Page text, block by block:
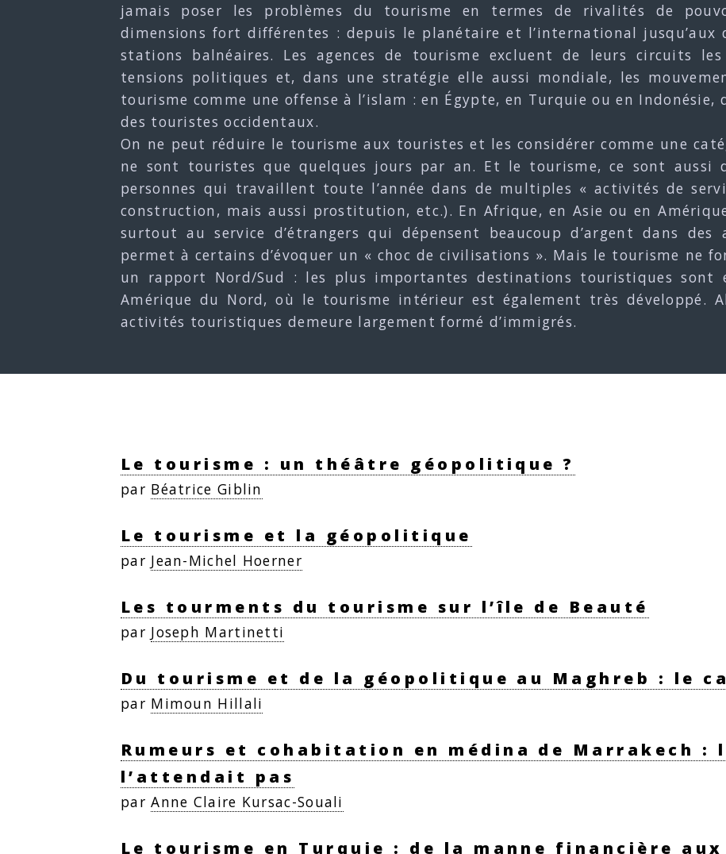
jamais poser les problèmes du tourisme en termes de rivalités de
dimensions fort différentes : depuis le planétaire et l’international
stations balnéaires. Les agences de tourisme excluent de leurs circuits
tensions politiques et, dans une stratégie elle aussi mondiale, les
tourisme comme une offense à l’islam : en Égypte, en Turquie ou en
des touristes occidentaux.
On ne peut réduire le tourisme aux touristes et les considérer comme une
ne sont touristes que quelques jours par an. Et le tourisme, ce sont aussi
personnes qui travaillent toute l’année dans de multiples « activités de
construction, mais aussi prostitution, etc.). En Afrique, en Asie ou en
surtout au service d’étrangers qui dépensent beaucoup d’argent dans des
permet à certains d’évoquer un « choc de civilisations ». Mais le tourisme ne
un rapport Nord/Sud : les plus importantes destinations touristiques sont
Amérique du Nord, où le tourisme intérieur est également très développé.
activités touristiques demeure largement formé d’immigrés.
Le tourisme : un théâtre géopolitique ?
par Béatrice Giblin
Le tourisme et la géopolitique
par Jean-Michel Hoerner
Les tourments du tourisme sur l’île de Beauté
par Joseph Martinetti
Du tourisme et de la géopolitique au Maghreb : le
par Mimoun Hillali
Rumeurs et cohabitation en médina de Marrakech :
l’attendait pas
parAnne Claire Kursac-Souali
Le tourisme en Turquie : de la manne financière aux